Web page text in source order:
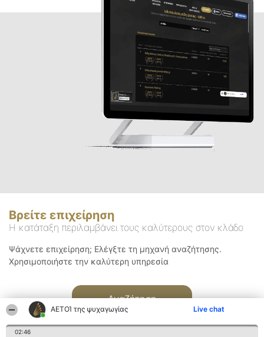
ΑΕΤΟΊ της ψυχαγωγίας Live chat
02:46
Βρείτε επιχείρηση
Η κατάταξη περιλαμβάνει τους καλύτερους στον κλάδο
Ψάχνετε επιχείρηση; Ελέγξτε τη μηχανή αναζήτησης.
Χρησιμοποιήστε την καλύτερη υπηρεσία
Αναζήτηση